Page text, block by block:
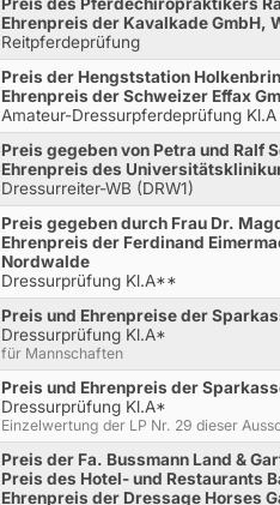
Ehrenpreis der Kavalkade GmbH,
Reitpferdeprüfung
Preis der Hengststation
Ehrenpreis der Schweizer Effax
Amateur-Dressurpferdeprüfung Kl.A
Preis gegeben von Petra und Ralf
Ehrenpreis des
Dressurreiter-WB (DRW1)
Preis gegeben durch Frau Dr.
Ehrenpreis der Ferdinand
Nordwalde
Dressurprüfung Kl.A**
Preis und Ehrenpreise der
Dressurprüfung Kl.A*
für Mannschaften
Preis und Ehrenpreis der
Dressurprüfung Kl.A*
Einzelwertung der LP Nr. 29 dieser
Preis der Fa. Bussmann Land &
Preis des Hotel- und Restaurants
Ehrenpreis der Dressage Horses